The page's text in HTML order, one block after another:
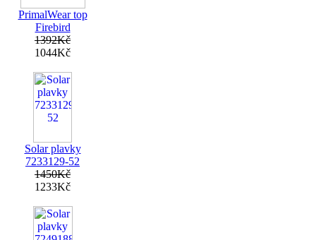
PrimalWear top
Firebird
1392Kč
1044Kč
Solar plavky
7233129-52
1450Kč
1233Kč